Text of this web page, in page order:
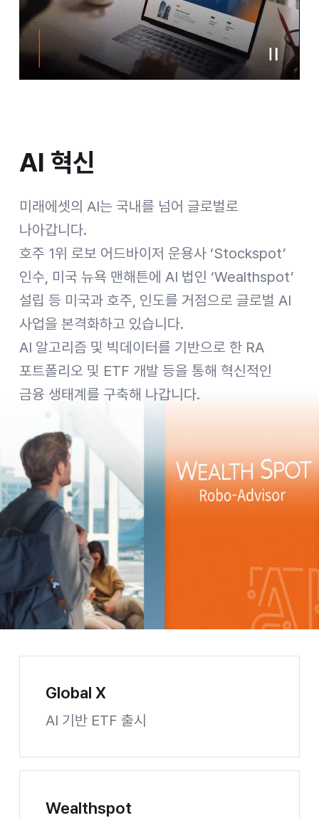
AI 혁신
미래에셋의 AI는 국내를 넘어 글로벌로
나아갑니다.
호주 1위 로보 어드바이저 운용사 ‘Stockspot’
인수, 미국 뉴욕 맨해튼에 AI 법인 ‘Wealthspot’
설립 등 미국과 호주, 인도를 거점으로 글로벌 AI
사업을 본격화하고 있습니다.
AI 알고리즘 및 빅데이터를 기반으로 한 RA
포트폴리오 및 ETF 개발 등을 통해 혁신적인
금융 생태계를 구축해 나갑니다.
Global X
AI 기반 ETF 출시
Wealthspot